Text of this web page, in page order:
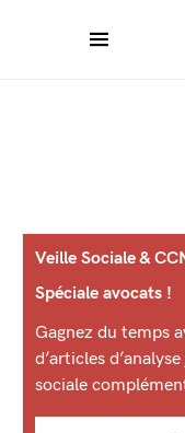
Veille Sociale &
Spéciale avocats !
Gagnez du temps
d’articles
sociale